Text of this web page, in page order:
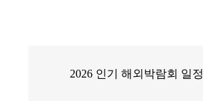
2026 인기 해외박람회 일정